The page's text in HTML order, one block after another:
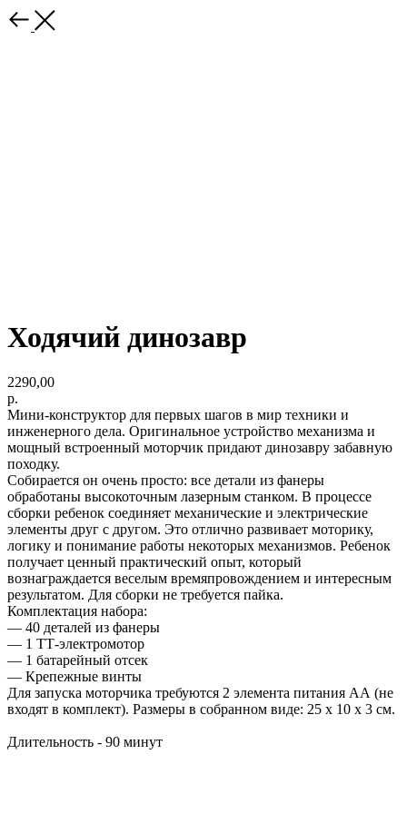
Ходячий динозавр
2290,00
р.
Мини-конструктор для первых шагов в мир техники и
инженерного дела. Оригинальное устройство механизма и
мощный встроенный моторчик придают динозавру забавную
походку.
Собирается он очень просто: все детали из фанеры
обработаны высокоточным лазерным станком. В процессе
сборки ребенок соединяет механические и электрические
элементы друг с другом. Это отлично развивает моторику,
логику и понимание работы некоторых механизмов. Ребенок
получает ценный практический опыт, который
вознаграждается веселым времяпровождением и интересным
результатом. Для сборки не требуется пайка.
Комплектация набора:
— 40 деталей из фанеры
— 1 ТТ-электромотор
— 1 батарейный отсек
— Крепежные винты
Для запуска моторчика требуются 2 элемента питания АА (не
входят в комплект). Размеры в собранном виде: 25 x 10 x 3 см.
Длительность - 90 минут